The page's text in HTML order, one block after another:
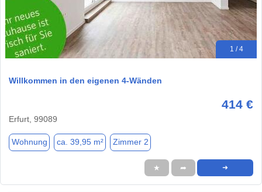
1 / 4
Willkommen in den eigenen 4-Wänden
414 €
Erfurt, 99089
Wohnung ca. 39,95 m² Zimmer 2
★ ➦ ➜